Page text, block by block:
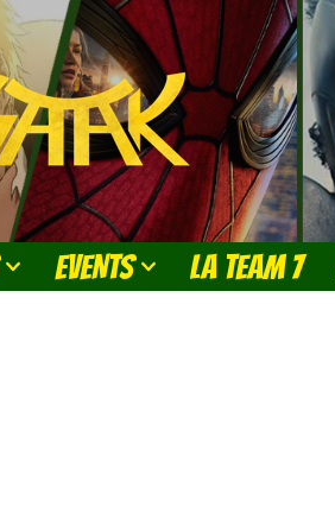
EVENTS LA TEAM 7